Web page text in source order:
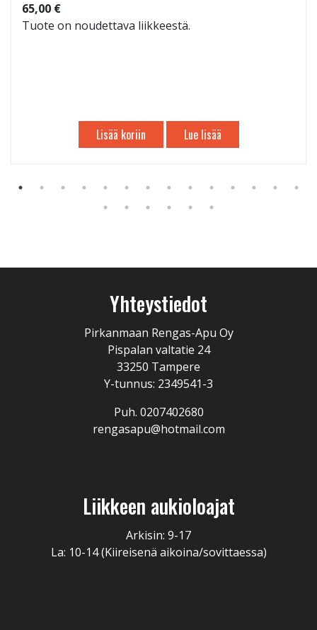
65,00 €
Tuote on noudettava liikkeestä.
Lisää koriin Lue lisää
Yhteystiedot
Pirkanmaan Rengas-Apu Oy
Pispalan valtatie 24
33250 Tampere
Y-tunnus: 2349541-3
Puh. 0207402680
rengasapu@hotmail.com
Liikkeen aukioloajat
Arkisin: 9-17
La: 10-14 (Kiireisenä aikoina/sovittaessa)